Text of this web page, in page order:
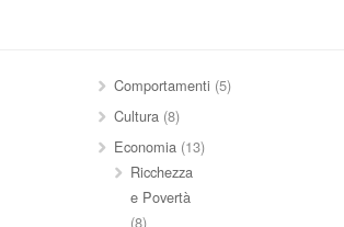
Comportamenti (5)
Cultura (8)
Economia (13)
Ricchezza
e Povertà
(8)